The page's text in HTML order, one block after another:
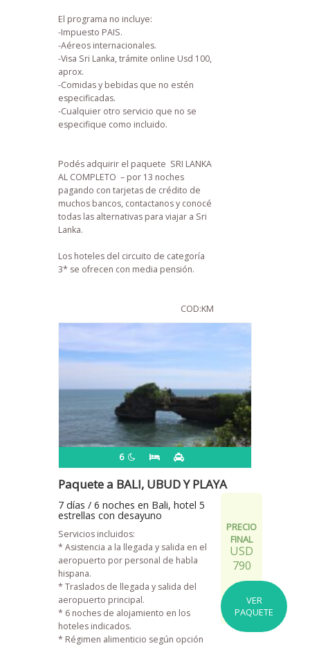
El programa no incluye:
-Impuesto PAIS.
-Aéreos internacionales.
-Visa Sri Lanka, trámite online Usd 100,
aprox.
-Comidas y bebidas que no estén
especificadas.
-Cualquier otro servicio que no se
especifique como incluido.
Podés adquirir el paquete SRI LANKA
AL COMPLETO – por 13 noches
pagando con tarjetas de crédito de
muchos bancos, contactanos y conocé
todas las alternativas para viajar a Sri
Lanka.
Los hoteles del circuito de categoría
3* se ofrecen con media pensión.
COD:KM
6
Paquete a BALI, UBUD Y PLAYA
7 días / 6 noches en Bali, hotel 5
estrellas con desayuno
Servicios incluidos:
* Asistencia a la llegada y salida en el
aeropuerto por personal de habla
hispana.
* Traslados de llegada y salida del
aeropuerto principal.
* 6 noches de alojamiento en los
hoteles indicados.
* Régimen alimenticio según opción
PRECIO
FINAL
USD
790
VER
PAQUETE